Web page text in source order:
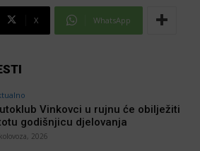
X WhatsApp
Vinkovci u rujnu će obilježiti
godišnjicu djelovanja
2026